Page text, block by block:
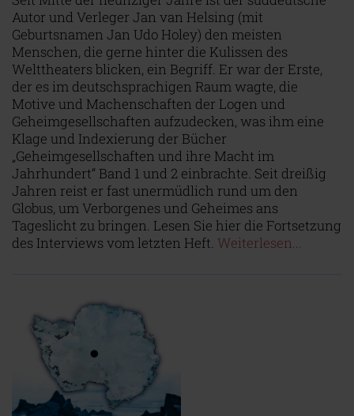
Autor und Verleger Jan van Helsing (mit
Geburtsnamen Jan Udo Holey) den meisten
Menschen, die gerne hinter die Kulissen des
Welttheaters blicken, ein Begriff. Er war der Erste,
der es im deutschsprachigen Raum wagte, die
Motive und Machenschaften der Logen und
Geheimgesellschaften aufzudecken, was ihm eine
Klage und Indexierung der Bücher
„Geheimgesellschaften und ihre Macht im
Jahrhundert“ Band 1 und 2 einbrachte. Seit dreißig
Jahren reist er fast unermüdlich rund um den
Globus, um Verborgenes und Geheimes ans
Tageslicht zu bringen. Lesen Sie hier die Fortsetzung
des Interviews vom letzten Heft. Weiterlesen...